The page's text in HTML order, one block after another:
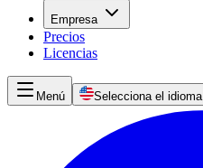
Empresa
Precios
Licencias
Menú Selecciona el idioma